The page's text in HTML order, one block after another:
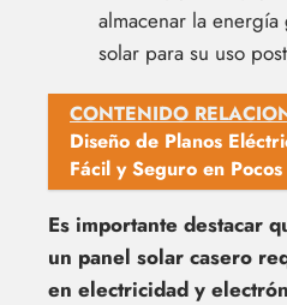
almacenar la
solar para su uso
CONTENIDO
Diseño de Planos
Fácil y Seguro en Pocos
Es importante destacar
un panel solar casero
en electricidad y